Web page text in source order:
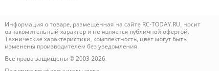
Информация о товаре, размещённая на сайте RC-TODAY.RU, носит
ознакомительный характер и не является публичной офертой.
Технические характеристики, комплектность, цвет могут быть
изменены производителем без уведомления.
Все права защищены © 2003-2026.